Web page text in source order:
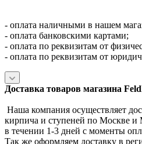
- оплата наличными в нашем
- оплата банковскими картами;
- оплата по реквизитам от
- оплата по реквизитам от
Доставка товаров магазина
Наша компания осуществляет
кирпича и ступеней по Москве и
в течении 1-3 дней с моменты
Так же оформляем доставку в